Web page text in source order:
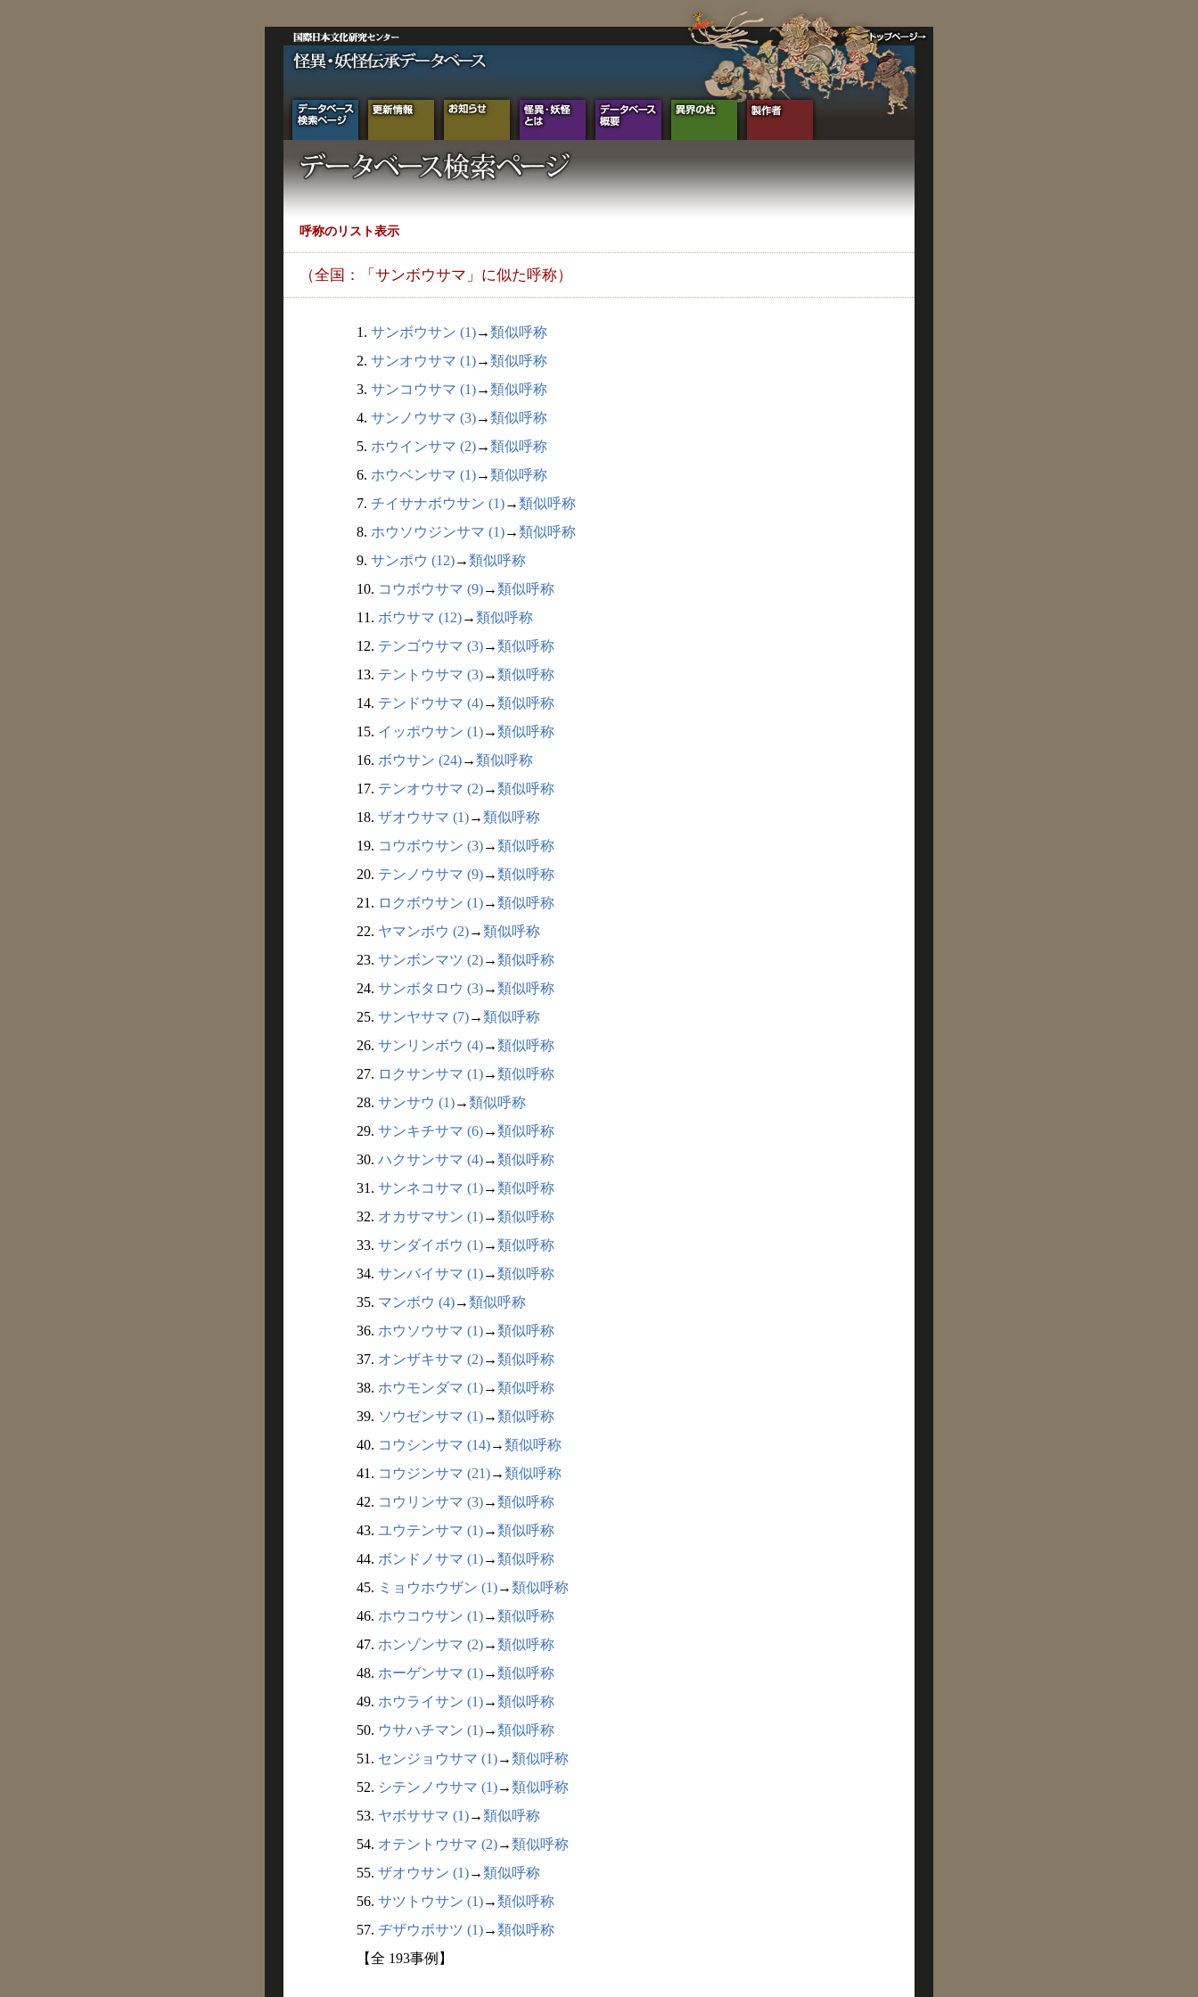
呼称のリスト表示
（全国：「サンボウサマ」に似た呼称）
1. サンボウサン (1)→類似呼称
2. サンオウサマ (1)→類似呼称
3. サンコウサマ (1)→類似呼称
4. サンノウサマ (3)→類似呼称
5. ホウインサマ (2)→類似呼称
6. ホウベンサマ (1)→類似呼称
7. チイサナボウサン (1)→類似呼称
8. ホウソウジンサマ (1)→類似呼称
9. サンポウ (12)→類似呼称
10. コウボウサマ (9)→類似呼称
11. ボウサマ (12)→類似呼称
12. テンゴウサマ (3)→類似呼称
13. テントウサマ (3)→類似呼称
14. テンドウサマ (4)→類似呼称
15. イッポウサン (1)→類似呼称
16. ボウサン (24)→類似呼称
17. テンオウサマ (2)→類似呼称
18. ザオウサマ (1)→類似呼称
19. コウボウサン (3)→類似呼称
20. テンノウサマ (9)→類似呼称
21. ロクボウサン (1)→類似呼称
22. ヤマンボウ (2)→類似呼称
23. サンボンマツ (2)→類似呼称
24. サンボタロウ (3)→類似呼称
25. サンヤサマ (7)→類似呼称
26. サンリンボウ (4)→類似呼称
27. ロクサンサマ (1)→類似呼称
28. サンサウ (1)→類似呼称
29. サンキチサマ (6)→類似呼称
30. ハクサンサマ (4)→類似呼称
31. サンネコサマ (1)→類似呼称
32. オカサマサン (1)→類似呼称
33. サンダイボウ (1)→類似呼称
34. サンバイサマ (1)→類似呼称
35. マンボウ (4)→類似呼称
36. ホウソウサマ (1)→類似呼称
37. オンザキサマ (2)→類似呼称
38. ホウモンダマ (1)→類似呼称
39. ソウゼンサマ (1)→類似呼称
40. コウシンサマ (14)→類似呼称
41. コウジンサマ (21)→類似呼称
42. コウリンサマ (3)→類似呼称
43. ユウテンサマ (1)→類似呼称
44. ボンドノサマ (1)→類似呼称
45. ミョウホウザン (1)→類似呼称
46. ホウコウサン (1)→類似呼称
47. ホンゾンサマ (2)→類似呼称
48. ホーゲンサマ (1)→類似呼称
49. ホウライサン (1)→類似呼称
50. ウサハチマン (1)→類似呼称
51. センジョウサマ (1)→類似呼称
52. シテンノウサマ (1)→類似呼称
53. ヤボササマ (1)→類似呼称
54. オテントウサマ (2)→類似呼称
55. ザオウサン (1)→類似呼称
56. サツトウサン (1)→類似呼称
57. ヂザウボサツ (1)→類似呼称
【全 193事例】